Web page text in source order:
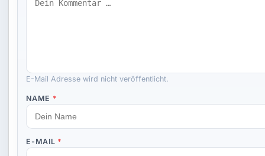
E-Mail Adresse wird nicht veröffentlicht.
NAME *
E-MAIL *